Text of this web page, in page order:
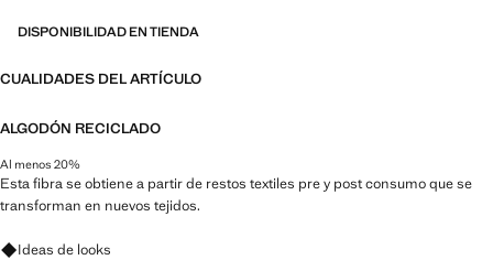
DISPONIBILIDAD EN TIENDA
CUALIDADES DEL ARTÍCULO
ALGODÓN RECICLADO
Al menos 20%
Esta fibra se obtiene a partir de restos textiles pre y post consumo que se
transforman en nuevos tejidos.
Pregunta por looks, prendas y tendencias
Ideas de looks